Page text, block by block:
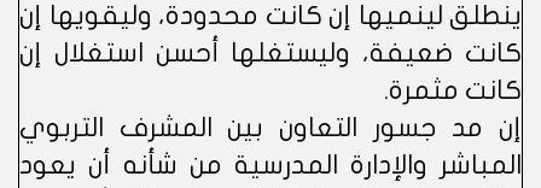
ينطلق لينميها إن كانت محدودة، وليقويها إن
كانت ضعيفة، وليستغلها أحسن استغلال إن
كانت مثمرة.
إن مد جسور التعاون بين المشرف التربوي
المباشر والإدارة المدرسية من شأنه أن يعود